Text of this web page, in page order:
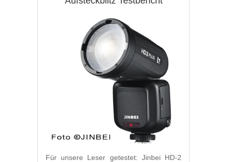
Für unsere Leser getestet: Jinbei HD-2